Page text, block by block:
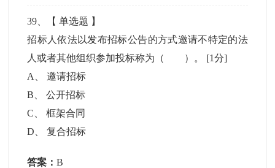
39 、【单选题 】
招标人依法以发布招标公告的方式邀请不特定的法
人或者其他组织参加投标称为（ ）。 [1分]
A
、邀请招标
B 、公开招标
C 、框架合同
D 、复合招标
答案：B